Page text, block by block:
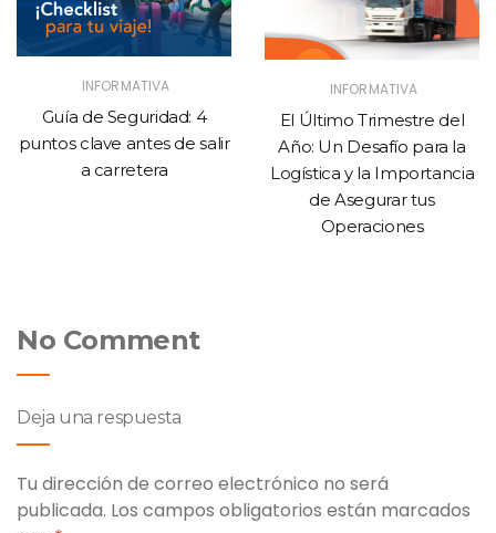
INFORMATIVA
Guía de Seguridad: 4
puntos clave antes de salir
a carretera
INFORMATIVA
El Último Trimestre del
Año: Un Desafío para la
Logística y la Importancia
de Asegurar tus
Operaciones
No Comment
Deja una respuesta
Tu dirección de correo electrónico no será
publicada. Los campos obligatorios están marcados